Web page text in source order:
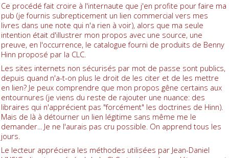
Ce procédé fait croire à l'internaute que j'en profite pour faire ma
pub (je fournis subrepticement un lien commercial vers mes
livres dans une note qui n'a rien à voir), alors que ma seule
intention était d'illustrer mon propos avec une source, une
preuve, en l'occurrence, le catalogue fourni de produits de Benny
Hinn proposé par la CLC.
Les sites internets non sécurisés par mot de passe sont publics,
depuis quand n'a-t-on plus le droit de les citer et de les mettre
en lien? Je peux comprendre que mon propos gêne certains aux
entournures (je viens du reste de rajouter une nuance: des
libraires qui n'apprécient pas "forcément" les doctrines de Hinn).
Mais de là à détourner un lien légitime sans même me le
demander... Je ne l'aurais pas cru possible. On apprend tous les
jours.
Le lecteur appréciera les méthodes utilisées par Jean-Daniel